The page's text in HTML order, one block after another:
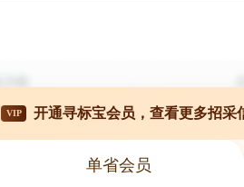
VIP 开通寻标宝会员，查看更多招采
单省会员